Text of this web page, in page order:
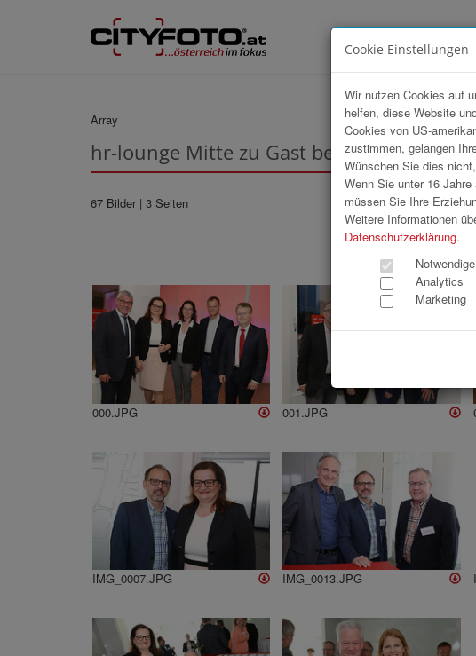
Array
hr-lounge Mitte zu Gast bei IFN Holding
67 Bilder | 3 Seiten
« 1
000.JPG 001.JPG
IMG_0007.JPG IMG_0013.JPG
Cookie Einstellungen
Wir nutzen Cookies auf
helfen, diese Website
Cookies von US-
zustimmen, gelangen
Wünschen Sie dies
Wenn Sie unter 16
müssen Sie Ihre
Weitere Informationen
Datenschutzerklärung.
Analytics
Marketing